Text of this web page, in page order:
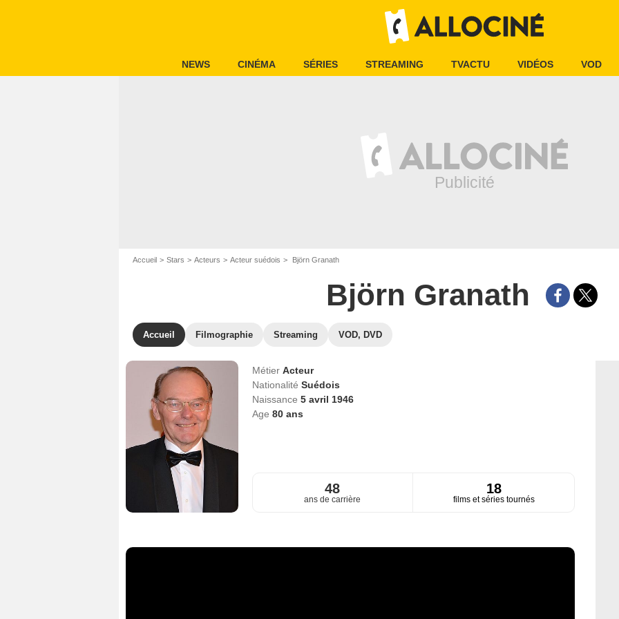
NEWS CINÉMA SÉRIES STREAMING TVACTU VIDÉOS VOD
Accueil Stars Acteurs Acteur suédois Björn Granath
Björn Granath
Accueil Filmographie Streaming VOD, DVD
Métier Acteur
Nationalité Suédois
Naissance 5 avril 1946
Age 80ans
48
ans de carrière
18
films et séries tournés